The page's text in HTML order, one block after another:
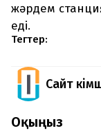
жәрдем
еді.
Тегтер:
Сайт
Оқыңыз